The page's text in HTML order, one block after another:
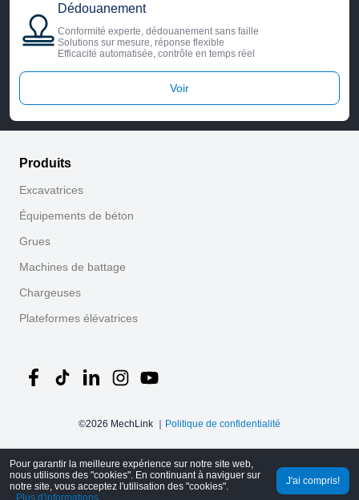
Dédouanement
Conformité experte, dédouanement sans faille
Solutions sur mesure, réponse flexible
Efficacité automatisée, contrôle en temps réel
Voir
Produits
Excavatrices
Équipements de béton
Grues
Machines de battage
Chargeuses
Plateformes élévatrices
©2026 MechLink Politique de confidentialité
Pour garantir la meilleure expérience sur notre site web,
nous utilisons des "cookies". En continuant à naviguer sur
notre site, vous acceptez l'utilisation des "cookies".
Plus d'informations
J'ai compris!
WhatsApp Email